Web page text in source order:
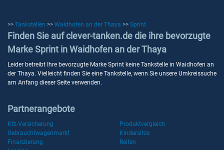
>> Tankstellen >> Waidhofen an der Thaya >> Sprint
Finden Sie auf clever-tanken.de die ihre bevorzugte
Marke Sprint in Waidhofen an der Thaya
Leider betreibt Ihre bevorzugte Marke Sprint keine Tankstelle in Waidhofen an
der Thaya. Vielleicht finden Sie eine Tankstelle, wenn Sie unsere Umkreissuche
am Anfang dieser Seite verwenden.
Partnerangebote
Kfz-Versicherung
Produktvergleich
Gebrauchtwagenmarkt
Kindersitze
Finanzierung
Reifen